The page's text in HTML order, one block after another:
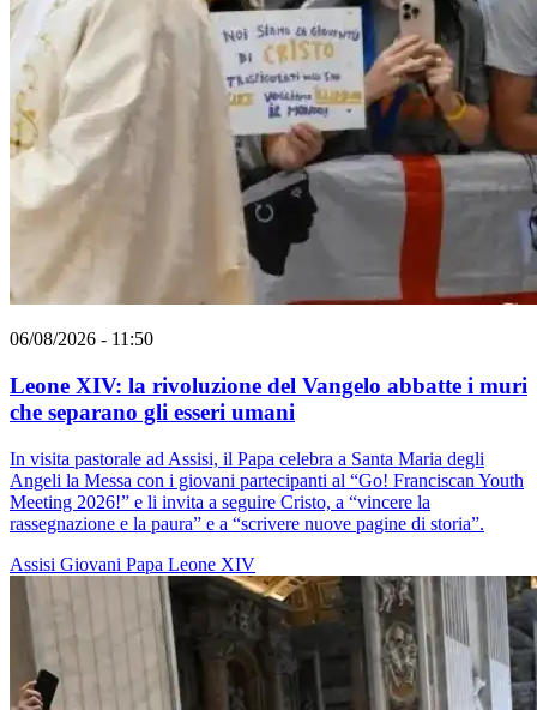
06/08/2026 - 11:50
Leone XIV: la rivoluzione del Vangelo abbatte i muri
che separano gli esseri umani
In visita pastorale ad Assisi, il Papa celebra a Santa Maria degli
Angeli la Messa con i giovani partecipanti al “Go! Franciscan Youth
Meeting 2026!” e li invita a seguire Cristo, a “vincere la
rassegnazione e la paura” e a “scrivere nuove pagine di storia”.
Assisi Giovani Papa Leone XIV